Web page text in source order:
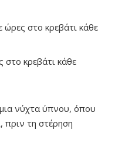
στο κρεβάτι κάθε
στο κρεβάτι κάθε
νύχτα ύπνου, όπου
πριν τη στέρηση